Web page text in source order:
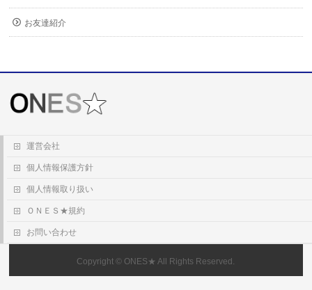
お友達紹介
運営会社
個人情報保護方針
個人情報取り扱い
ＯＮＥＳ★規約
お問い合わせ
Copyright © ONES★ All Rights Reserved.